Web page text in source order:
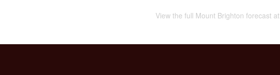
View the full Mount Brighton forecast at